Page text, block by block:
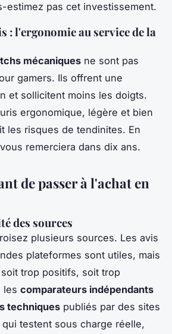
estimez pas cet investissement.
: l'ergonomie au service de la
mécaniques ne sont pas
gamers. Ils offrent une
et sollicitent moins les doigts.
ergonomique, légère et bien
les risques de tendinites. En
remerciera dans dix ans.
de passer à l'achat en
des sources
plusieurs sources. Les avis
plateformes sont utiles, mais
trop positifs, soit trop
les comparateurs indépendants
techniques publiés par des sites
testent sous charge réelle,